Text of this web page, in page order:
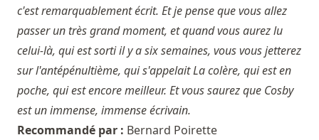
c'est remarquablement écrit. Et je pense que vous allez
passer un très grand moment, et quand vous aurez lu
celui-là, qui est sorti il y a six semaines, vous vous jetterez
sur l'antépénultième, qui s'appelait La colère, qui est en
poche, qui est encore meilleur. Et vous saurez que Cosby
est un immense, immense écrivain.
Recommandé par : Bernard Poirette